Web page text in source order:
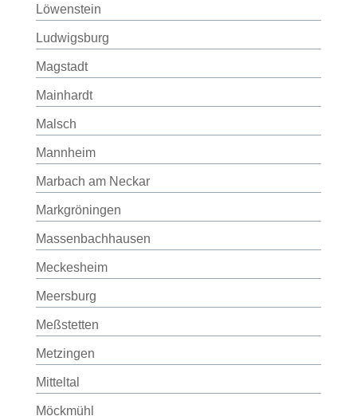
Löwenstein
Ludwigsburg
Magstadt
Mainhardt
Malsch
Mannheim
Marbach am Neckar
Markgröningen
Massenbachhausen
Meckesheim
Meersburg
Meßstetten
Metzingen
Mitteltal
Möckmühl